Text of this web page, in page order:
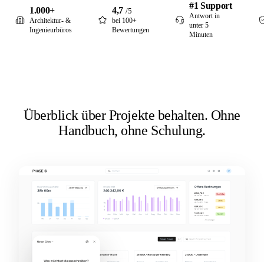
1.000+
Architektur- &
Ingenieurbüros
4,7 /5
bei 100+
Bewertungen
#1 Support
Antwort in
unter 5
Minuten
Überblick über Projekte behalten. Ohne
Handbuch, ohne Schulung.